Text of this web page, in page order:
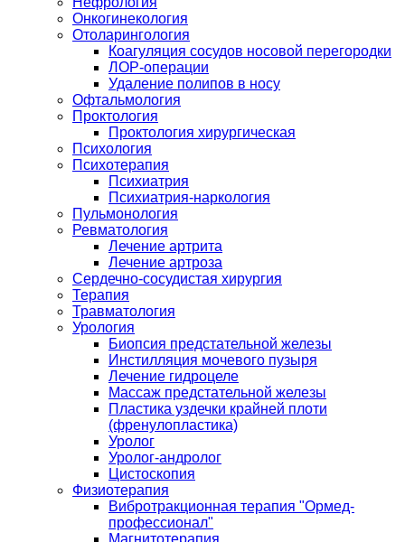
Онкогинекология
Отоларингология
Коагуляция сосудов носовой перегородки
ЛОР-операции
Удаление полипов в носу
Офтальмология
Проктология
Проктология хирургическая
Психология
Психотерапия
Психиатрия
Психиатрия-наркология
Пульмонология
Ревматология
Лечение артрита
Лечение артроза
Сердечно-сосудистая хирургия
Терапия
Травматология
Урология
Биопсия предстательной железы
Инстилляция мочевого пузыря
Лечение гидроцеле
Массаж предстательной железы
Пластика уздечки крайней плоти
(френулопластика)
Уролог
Уролог-андролог
Цистоскопия
Физиотерапия
Вибротракционная терапия "Ормед-
профессионал"